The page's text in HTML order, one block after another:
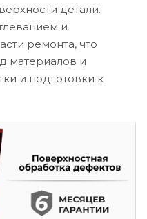
детали.
и
ремонта, что
материалов и
и подготовки к